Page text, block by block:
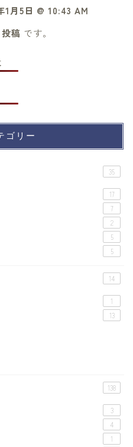
1月5日 @ 10:43 AM
稿 です。
ゴリー
35
17
7
2
5
5
14
1
13
138
3
4
1